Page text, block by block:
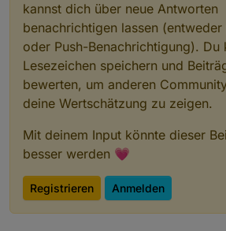
kannst dich über neue Antworten
benachrichtigen lassen
oder Push-Benachrichtigung). Du
Lesezeichen speichern und
bewerten, um anderen
deine Wertschätzung zu zeigen.
Mit deinem Input könnte dieser
besser werden 💗
Registrieren Anmelden